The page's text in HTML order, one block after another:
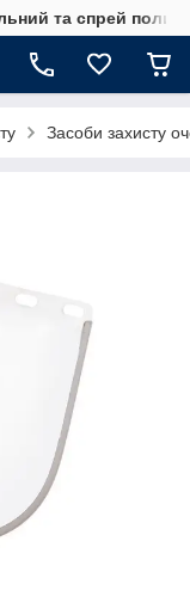
та спрей полив,
Засоби захисту